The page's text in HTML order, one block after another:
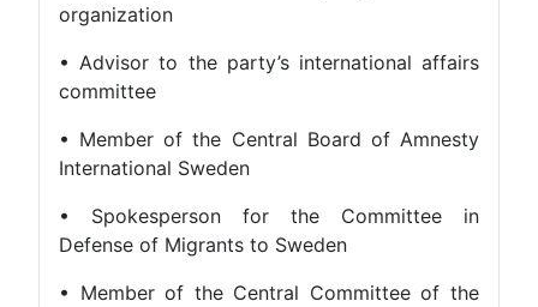
organization
• Advisor to the party’s international affairs
committee
• Member of the Central Board of Amnesty
International Sweden
• Spokesperson for the Committee in
Defense of Migrants to Sweden
• Member of the Central Committee of the